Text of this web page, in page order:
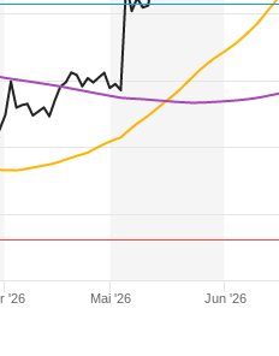
'26 Mai '26 Jun '26